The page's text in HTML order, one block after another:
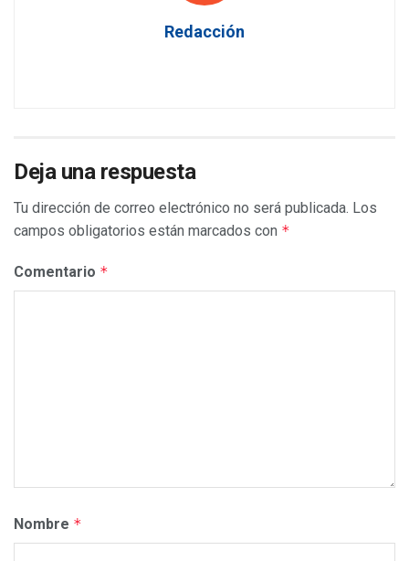
Redacción
Deja una respuesta
Tu dirección de correo electrónico no será publicada. Los
campos obligatorios están marcados con *
Comentario *
Nombre *